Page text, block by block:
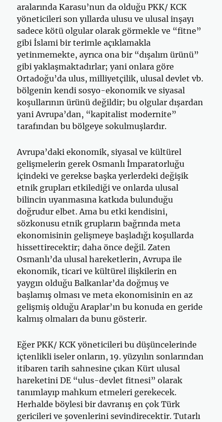
aralarında Karasu’nun da olduğu PKK/ KCK
yöneticileri son yıllarda ulusu ve ulusal inşayı
sadece kötü olgular olarak görmekle ve “fitne”
gibi İslami bir terimle açıklamakla
yetinmemekte, ayrıca ona bir “dışalım ürünü”
gibi yaklaşmaktadırlar; yani onlara göre
Ortadoğu’da ulus, milliyetçilik, ulusal devlet vb.
bölgenin kendi sosyo-ekonomik ve siyasal
koşullarının ürünü değildir; bu olgular dışardan
yani Avrupa’dan, “kapitalist modernite”
tarafından bu bölgeye sokulmuşlardır.
Avrupa’daki ekonomik, siyasal ve kültürel
gelişmelerin gerek Osmanlı İmparatorluğu
içindeki ve gerekse başka yerlerdeki değişik
etnik grupları etkilediği ve onlarda ulusal
bilincin uyanmasına katkıda bulunduğu
doğrudur elbet. Ama bu etki kendisini,
sözkonusu etnik grupların bağrında meta
ekonomisinin gelişmeye başladığı koşullarda
hissettirecektir; daha önce değil. Zaten
Osmanlı’da ulusal hareketlerin, Avrupa ile
ekonomik, ticari ve kültürel ilişkilerin en
yaygın olduğu Balkanlar’da doğmuş ve
başlamış olması ve meta ekonomisinin en az
gelişmiş olduğu Araplar’ın bu konuda en geride
kalmış olmaları da bunu gösterir.
Eğer PKK/ KCK yöneticileri bu düşüncelerinde
içtenlikli iseler onların, 19. yüzyılın sonlarından
itibaren tarih sahnesine çıkan Kürt ulusal
hareketini DE “ulus-devlet fitnesi” olarak
tanımlayıp mahkum etmeleri gerekecek.
Herhalde böylesi bir davranış en çok Türk
gericileri ve şovenlerini sevindirecektir. Tutarlı